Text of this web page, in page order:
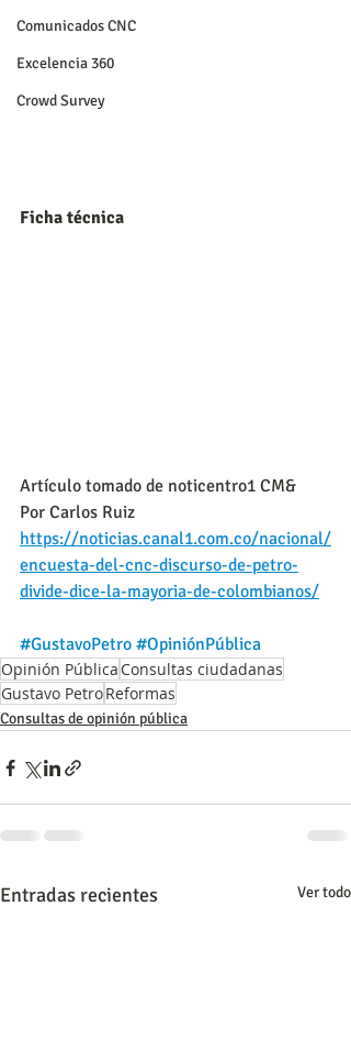
Comunicados CNC
Excelencia 360
Crowd Survey
Ficha técnica
Artículo tomado de noticentro1 CM&
Por Carlos Ruiz
https://noticias.canal1.com.co/nacional/
encuesta-del-cnc-discurso-de-petro-
divide-dice-la-mayoria-de-colombianos/
#GustavoPetro #OpiniónPública
Opinión PúblicaConsultas ciudadanas
Gustavo PetroReformas
Consultas de opinión pública
Entradas recientes Ver todo